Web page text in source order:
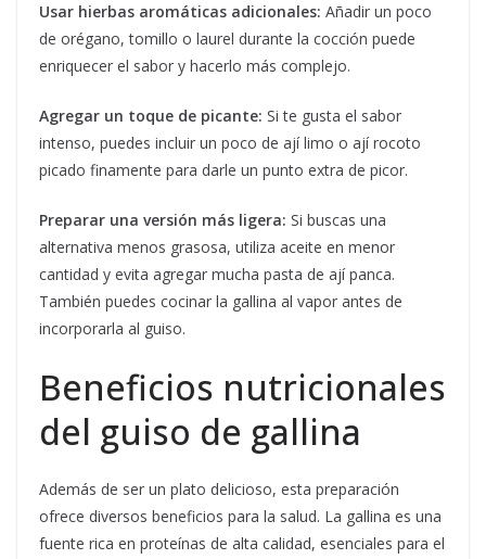
Usar hierbas aromáticas adicionales: Añadir un poco
de orégano, tomillo o laurel durante la cocción puede
enriquecer el sabor y hacerlo más complejo.
Agregar un toque de picante: Si te gusta el sabor
intenso, puedes incluir un poco de ají limo o ají rocoto
picado finamente para darle un punto extra de picor.
Preparar una versión más ligera: Si buscas una
alternativa menos grasosa, utiliza aceite en menor
cantidad y evita agregar mucha pasta de ají panca.
También puedes cocinar la gallina al vapor antes de
incorporarla al guiso.
Beneficios nutricionales
del guiso de gallina
Además de ser un plato delicioso, esta preparación
ofrece diversos beneficios para la salud. La gallina es una
fuente rica en proteínas de alta calidad, esenciales para el